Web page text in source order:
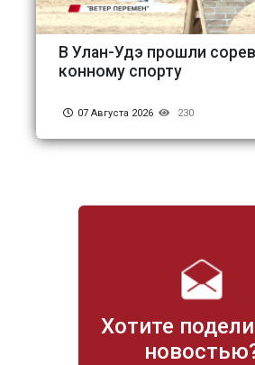
Хотите
В Улан-Удэ прошли
конному спорту
07 Августа 2026 230